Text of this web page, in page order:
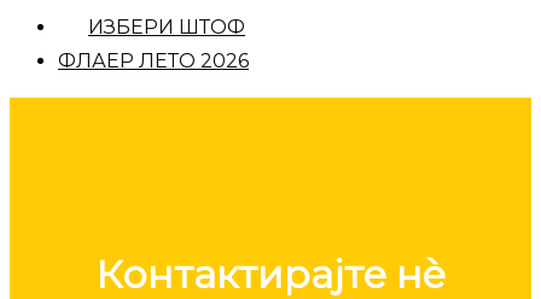
ИЗБЕРИ ШТОФ
ФЛАЕР ЛЕТО 2026
Контактирајте нè